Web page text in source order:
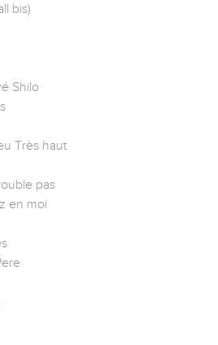
bis)
Shilo
Très haut
pas
en moi